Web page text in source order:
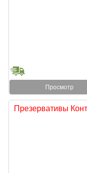
Просмотр
Презервативы